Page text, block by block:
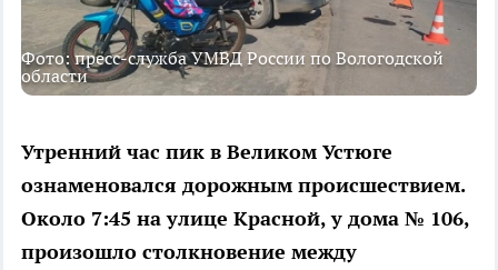
Фото: пресс-служба УМВД России по Вологодской
области
Утренний час пик в Великом Устюге
ознаменовался дорожным происшествием.
Около 7:45 на улице Красной, у дома № 106,
произошло столкновение между